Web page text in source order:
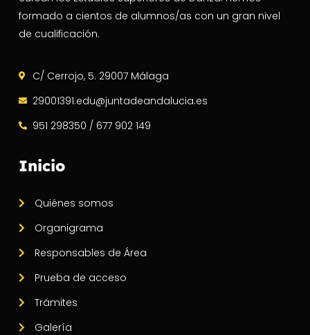
formado a cientos de alumnos/as con un gran nivel
de cualificación.
C/ Cerrojo, 5. 29007 Málaga
29001391.edu@juntadeandalucia.es
951 298350 / 677 902 149
Inicio
Quiénes somos
Organigrama
Responsables de Área
Prueba de acceso
Trámites
Galería